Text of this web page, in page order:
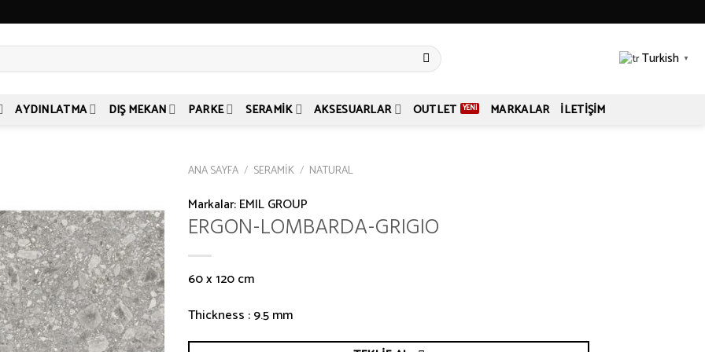
Turkish ▼
AYDINLATMA DIŞ MEKAN PARKE SERAMIK AKSESUARLAR OUTLET MARKALAR İLETIŞIM
ANA SAYFA / SERAMIK / NATURAL
Markalar:EMIL GROUP
ERGON-LOMBARDA-GRIGIO
60 x 120 cm
Thickness : 9.5 mm